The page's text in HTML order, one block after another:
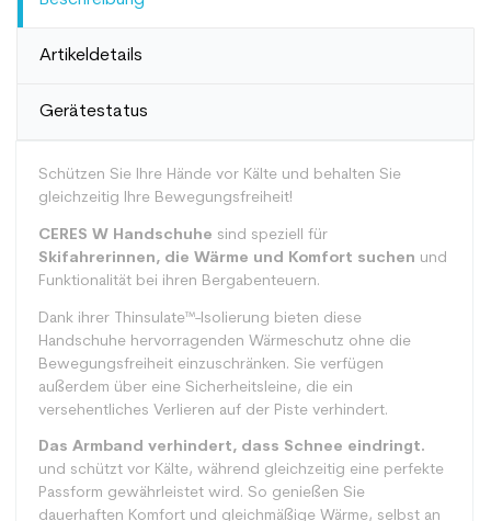
Artikeldetails
Gerätestatus
Schützen Sie Ihre Hände vor Kälte und behalten Sie
gleichzeitig Ihre Bewegungsfreiheit!
CERES W Handschuhe sind speziell für
Skifahrerinnen, die Wärme und Komfort suchen und
Funktionalität bei ihren Bergabenteuern.
Dank ihrer Thinsulate™-Isolierung bieten diese
Handschuhe hervorragenden Wärmeschutz ohne die
Bewegungsfreiheit einzuschränken. Sie verfügen
außerdem über eine Sicherheitsleine, die ein
versehentliches Verlieren auf der Piste verhindert.
Das Armband verhindert, dass Schnee eindringt.
und schützt vor Kälte, während gleichzeitig eine perfekte
Passform gewährleistet wird. So genießen Sie
dauerhaften Komfort und gleichmäßige Wärme, selbst an